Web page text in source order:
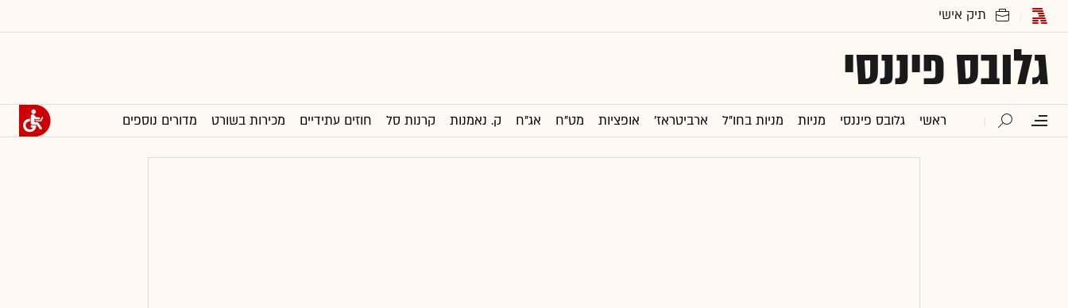
גלובס פיננסי
ראשי גלובס פיננסי מניות מניות בחו"ל ארביטראז' אופציות מט"ח אג"ח ק. נאמנות קרנות סל חוזים עתידיים מכירות בשורט מדורים נוספים